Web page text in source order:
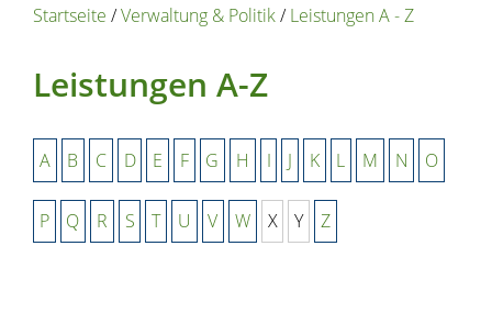
Startseite /Verwaltung & Politik/Leistungen A - Z
Leistungen A-Z
A B C D E F G H I J K L M N O
P Q R S T U V W X Y Z